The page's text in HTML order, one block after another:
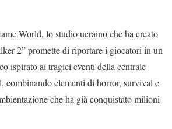
World, lo studio ucraino che ha creato
2” promette di riportare i giocatori in un
ispirato ai tragici eventi della centrale
combinando elementi di horror, survival e
che ha già conquistato milioni